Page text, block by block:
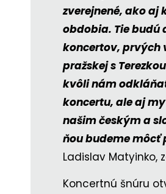
zverejnené, ako aj
obdobia. Tie budú
koncertov, prvých
pražskej s
kvôli nám
koncertu, ale aj
našim českým a
ňou budeme môcť
Ladislav Matyinko,
Koncertnú šnúru